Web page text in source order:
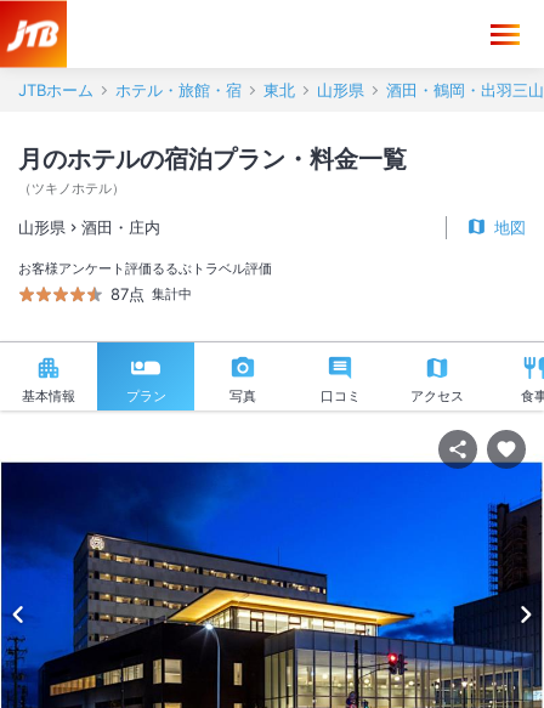
JTBホーム ホテル・旅館・宿 東北 山形県 酒田・鶴岡・出羽三山
月のホテルの宿泊プラン・料金一覧
（ ツキノホテル）
山形県 酒田・庄内 地図
お客様アンケート評価
87点
るるぶトラベル評価
集計中
基本情報 プラン 写真 口コミ アクセス 食